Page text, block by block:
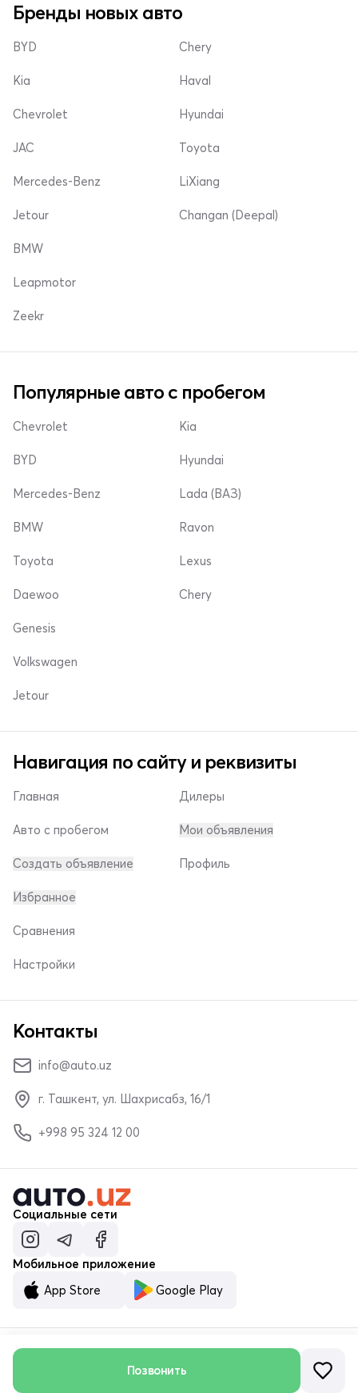
Позвонить
Бренды новых авто
BYD
Kia
Chevrolet
Chery
Haval
Hyundai
JAC
Mercedes-Benz
Jetour
Toyota
LiXiang
Changan (Deepal)
BMW
Leapmotor
Zeekr
Популярные авто с пробегом
Chevrolet
BYD
Mercedes-Benz
Kia
Hyundai
Lada (ВАЗ)
BMW
Toyota
Daewoo
Ravon
Lexus
Chery
Genesis
Volkswagen
Jetour
Навигация по сайту и реквизиты
Главная
Авто с пробегом
Создать объявление
Дилеры
Мои объявления
Профиль
Избранное
Сравнения
Настройки
Контакты
info@auto.uz
г. Ташкент, ул. Шахрисабз, 16/1
+998 95 324 12 00
Социальные сети
Мобильное приложение
App Store
Google Play
© ООО «MALUMOTNOMA» 2023–2026